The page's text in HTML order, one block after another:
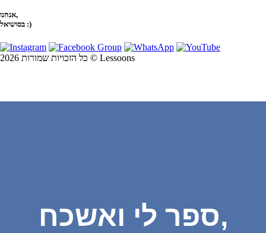
אנחנו,
בסושיאל :)
כל הזכויות שמורות 2026 © Lessoons
ספר לי ואשכח,